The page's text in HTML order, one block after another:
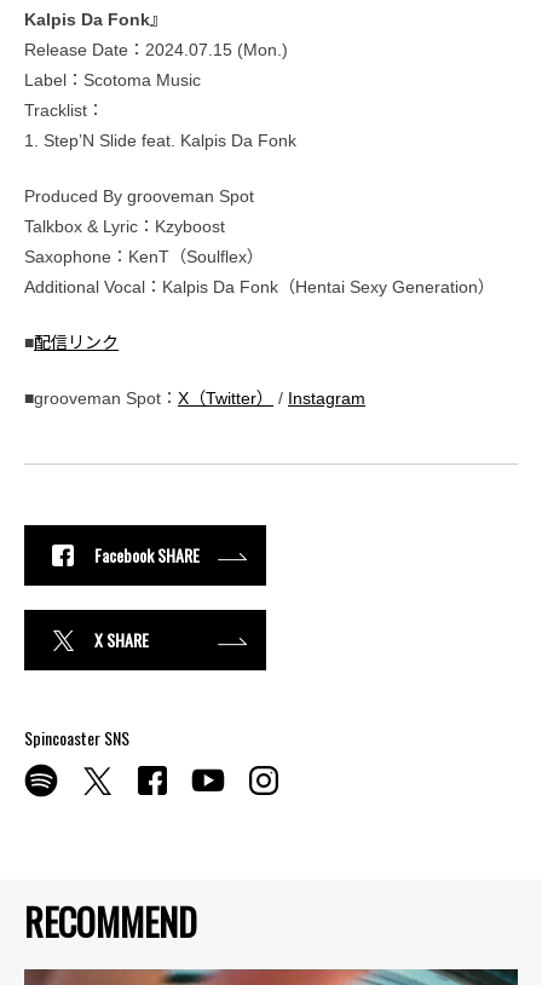
RECOMMEND
Kalpis Da Fonk』
Release Date：2024.07.15 (Mon.)
Label：Scotoma Music
Tracklist：
1. Step’N Slide feat. Kalpis Da Fonk
Produced By grooveman Spot
Talkbox & Lyric：Kzyboost
Saxophone：KenT（Soulflex）
Additional Vocal：Kalpis Da Fonk（Hentai Sexy Generation）
■配信リンク
■grooveman Spot： X（Twitter） / Instagram
Facebook SHARE
X SHARE
Spincoaster SNS